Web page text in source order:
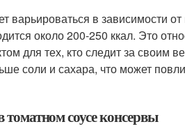
в зависимости от
около 200-250 ккал. Это
для тех, кто следит за своим
соли и сахара, что может
соусе консервы